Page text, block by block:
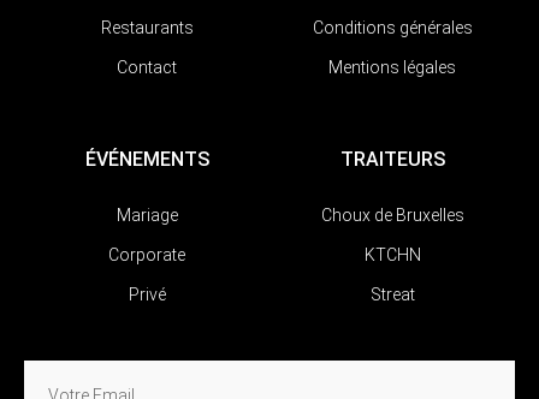
Restaurants
Contact
Conditions générales
Mentions légales
ÉVÉNEMENTS
Mariage
Corporate
Privé
TRAITEURS
Choux de Bruxelles
KTCHN
Streat